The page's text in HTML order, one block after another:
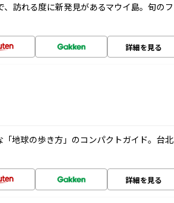
訪れる度に新発見があるマウイ島。旬のフ
詳細を見る
地球の歩き方」のコンパクトガイド。台北
詳細を見る